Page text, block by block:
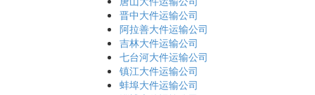
晋中大件运输公司
阿拉善大件运输公司
吉林大件运输公司
七台河大件运输公司
镇江大件运输公司
蚌埠大件运输公司